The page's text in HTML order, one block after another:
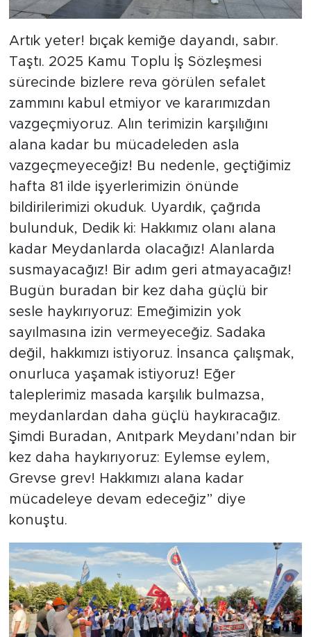
Artık yeter! bıçak kemiğe dayandı, sabır.
Taştı. 2025 Kamu Toplu İş Sözleşmesi
sürecinde bizlere reva görülen sefalet
zammını kabul etmiyor ve kararımızdan
vazgeçmiyoruz. Alın terimizin karşılığını
alana kadar bu mücadeleden asla
vazgeçmeyeceğiz! Bu nedenle, geçtiğimiz
hafta 81 ilde işyerlerimizin önünde
bildirilerimizi okuduk. Uyardık, çağrıda
bulunduk, Dedik ki: Hakkımız olanı alana
kadar Meydanlarda olacağız! Alanlarda
susmayacağız! Bir adım geri atmayacağız!
Bugün buradan bir kez daha güçlü bir
sesle haykırıyoruz: Emeğimizin yok
sayılmasına izin vermeyeceğiz. Sadaka
değil, hakkımızı istiyoruz. İnsanca çalışmak,
onurluca yaşamak istiyoruz! Eğer
taleplerimiz masada karşılık bulmazsa,
meydanlardan daha güçlü haykıracağız.
Şimdi Buradan, Anıtpark Meydanı’ndan bir
kez daha haykırıyoruz: Eylemse eylem,
Grevse grev! Hakkımızı alana kadar
mücadeleye devam edeceğiz” diye
konuştu.